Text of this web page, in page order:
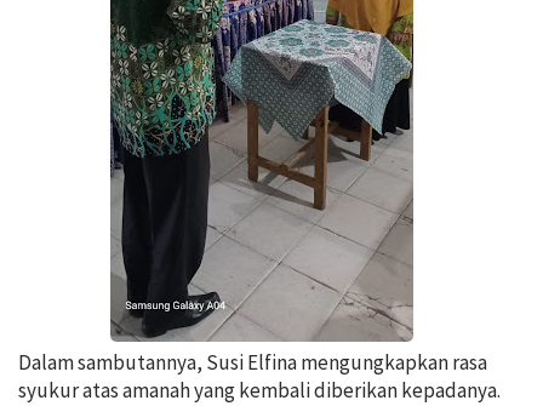
Dalam sambutannya, Susi Elfina mengungkapkan rasa
syukur atas amanah yang kembali diberikan kepadanya.